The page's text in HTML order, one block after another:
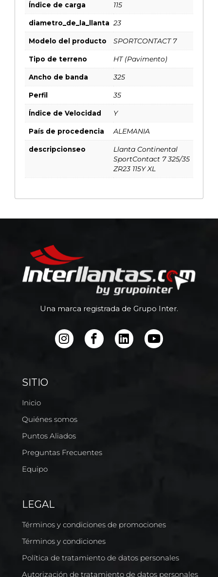
Índice de carga 115
diametro_de_la_llanta 23
Modelo del producto SPORTCONTACT 7
Tipo de terreno HT (Pavimento)
Ancho de banda 325
Perfil 35
Índice de Velocidad Y
País de procedencia ALEMANIA
descripcionseo
Llanta Continental
SportContact 7 325/35
ZR23 115Y XL
Una marca registrada de Grupo Inter.
SITIO
Inicio
Quiénes somos
Puntos Aliados
Preguntas Frecuentes
Equipo
LEGAL
Términos y condiciones de promociones
Términos y condiciones
Política de tratamiento de datos personales
Autorización de tratamiento de datos personales